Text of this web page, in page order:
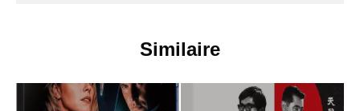
Similaire